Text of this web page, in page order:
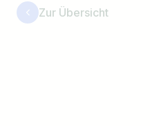
Zur Übersicht